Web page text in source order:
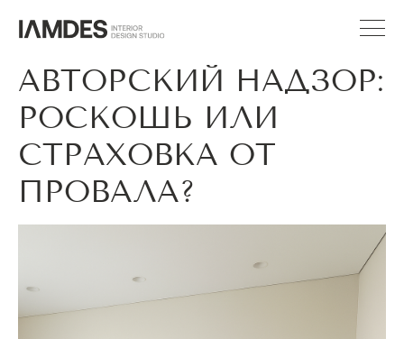
АВТОРСКИЙ НАДЗОР:
РОСКОШЬ ИЛИ
СТРАХОВКА ОТ
ПРОВАЛА?